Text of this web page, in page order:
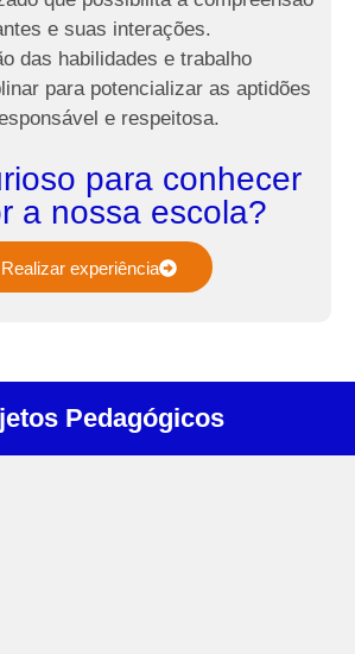
e suas interações.
das habilidades e trabalho
para potencializar as aptidões
e respeitosa.
para conhecer
a nossa escola?
Realizar experiência
Pedagógicos